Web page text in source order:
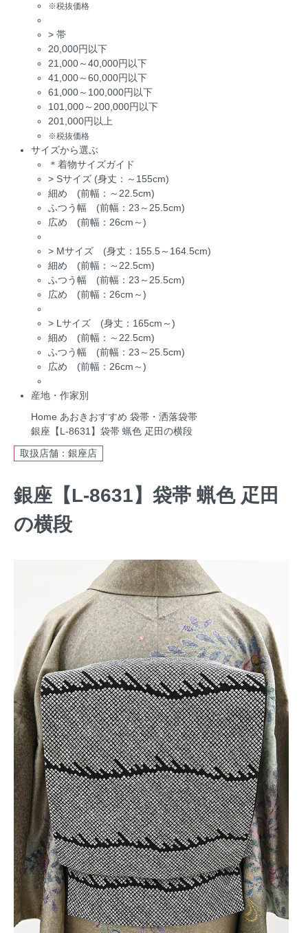
※税抜価格
> 帯
20,000円以下
21,000～40,000円以下
41,000～60,000円以下
61,000～100,000円以下
101,000～200,000円以下
201,000円以上
※税抜価格
サイズから選ぶ
＊着物サイズガイド
> Sサイズ (身丈：～155cm)
細め (前幅：～22.5cm)
ふつう幅 (前幅：23～25.5cm)
広め (前幅：26cm～)
> Mサイズ (身丈：155.5～164.5cm)
細め (前幅：～22.5cm)
ふつう幅 (前幅：23～25.5cm)
広め (前幅：26cm～)
> Lサイズ (身丈：165cm～)
細め (前幅：～22.5cm)
ふつう幅 (前幅：23～25.5cm)
広め (前幅：26cm～)
産地・作家別
Home あおきおすすめ 袋帯・洒落袋帯
銀座【L-8631】袋帯 蝋色 疋田の横段
取扱店舗：銀座店
銀座【L-8631】袋帯 蝋色 疋田
の横段